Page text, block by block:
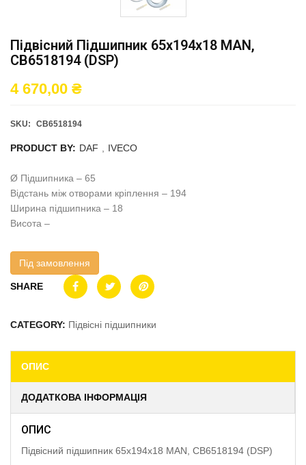
Підвісний Підшипник 65x194x18 MAN,
CB6518194 (DSP)
4 670,00 ₴
SKU: CB6518194
PRODUCT BY: DAF IVECO
Ø Підшипника – 65
Відстань між отворами кріплення – 194
Ширина підшипника – 18
Висота –
Під замовлення
SHARE
CATEGORY: Підвісні підшипники
ОПИС
ДОДАТКОВА ІНФОРМАЦІЯ
ОПИС
Підвісний підшипник 65x194x18 MAN, CB6518194 (DSP)